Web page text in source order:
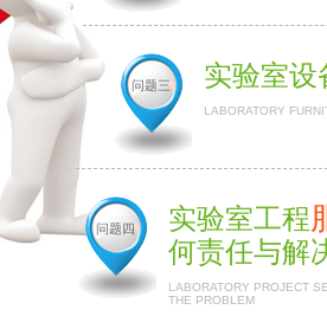
问题三 实验室设
LABORATORY
问题四 实验室工程
何责任与解
LABORATORY PROJECT
THE PROBLEM